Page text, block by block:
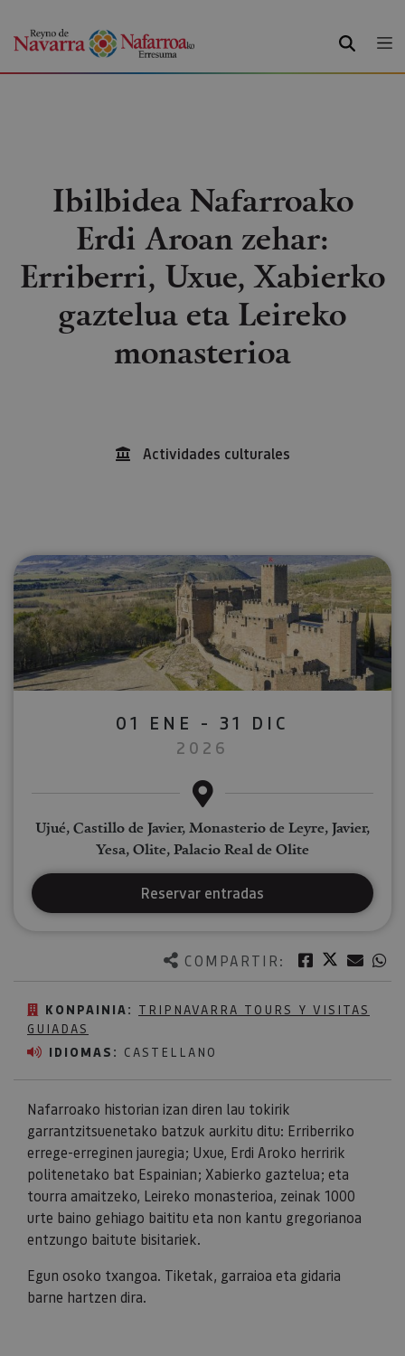
BILATU
Ibilbidea Nafarroako
Erdi Aroan zehar:
Erriberri, Uxue, Xabierko
gaztelua eta Leireko
monasterioa
Actividades culturales
COMPARTIR: Facebook
Twitter
KONPAINIA: TRIPNAVARRA TOURS Y VISITAS
GUIADAS
IDIOMAS: CASTELLANO
Nafarroako historian izan diren lau tokirik
garrantzitsuenetako batzuk aurkitu ditu: Erriberriko
errege-erreginen jauregia; Uxue, Erdi Aroko herririk
politenetako bat Espainian; Xabierko gaztelua; eta
tourra amaitzeko, Leireko monasterioa, zeinak 1000
urte baino gehiago baititu eta non kantu gregorianoa
entzungo baitute bisitariek.
Egun osoko txangoa. Tiketak, garraioa eta gidaria
barne hartzen dira.
01 ENE - 31 DIC
2026
Ujué, Castillo de Javier, Monasterio de Leyre, Javier,
Yesa, Olite, Palacio Real de Olite
Reservar entradas